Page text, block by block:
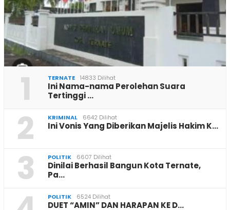
1 TERNATE 14833 Dilihat
Ini Nama-nama Perolehan Suara
Tertinggi …
2 KRIMINAL 6642 Dilihat
Ini Vonis Yang Diberikan Majelis Hakim K…
3 POLITIK 6607 Dilihat
Dinilai Berhasil Bangun Kota Ternate,
Pa…
POLITIK 6524 Dilihat
DUET “AMIN” DAN HARAPAN KE D…